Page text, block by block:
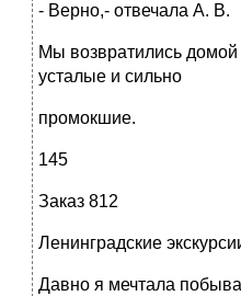
- Верно,- отвечала А. В.
Мы возвратились
усталые и сильно
промокшие.
145
Заказ 812
Ленинградские
Давно я мечтала